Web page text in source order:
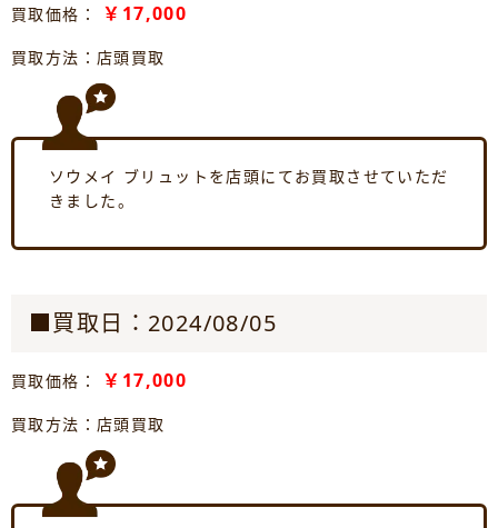
買取価格： ￥17,000
買取方法：店頭買取
ソウメイ ブリュットを店頭にてお買取させていただ
きました。
■買取日：2024/08/05
買取価格： ￥17,000
買取方法：店頭買取